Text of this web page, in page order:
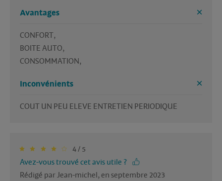
Avantages
CONFORT,
BOITE AUTO,
CONSOMMATION,
Inconvénients
COUT UN PEU ELEVE ENTRETIEN PERIODIQUE
4 / 5
Avez-vous trouvé cet avis utile ?
Rédigé par Jean-michel, en septembre 2023